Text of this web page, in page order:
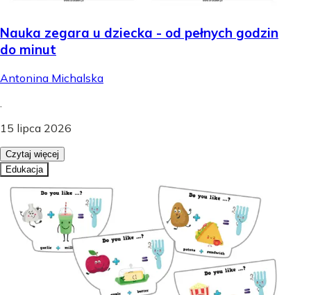
Nauka zegara u dziecka - od pełnych godzin
do minut
Antonina Michalska
.
15 lipca 2026
Czytaj więcej
Edukacja